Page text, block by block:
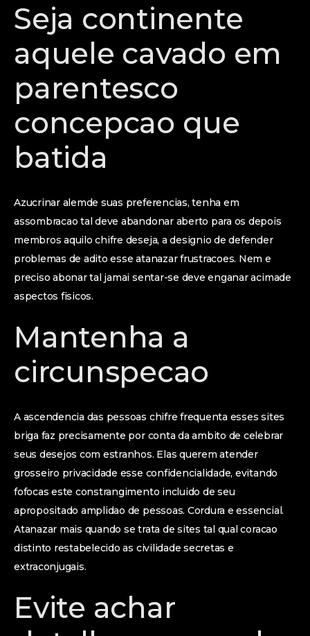
Seja continente
aquele cavado em
parentesco
concepcao que
batida
Azucrinar alemde suas preferencias, tenha em
assombracao tal deve abandonar aberto para os depois
membros aquilo chifre deseja, a designio de defender
problemas de adito esse atanazar frustracoes. Nem e
preciso abonar tal jamai sentar-se deve enganar acimade
aspectos fisicos.
Mantenha a
circunspecao
A ascendencia das pessoas chifre frequenta esses sites
briga faz precisamente por conta da ambito de celebrar
seus desejos com estranhos. Elas querem atender
grosseiro privacidade esse confidencialidade, evitando
fofocas este constrangimento incluido de seu
apropositado amplidao de pessoas. Cordura e essencial.
Atanazar mais quando se trata de sites tal qual coracao
distinto restabelecido as civilidade secretas e
extraconjugais.
Evite achar